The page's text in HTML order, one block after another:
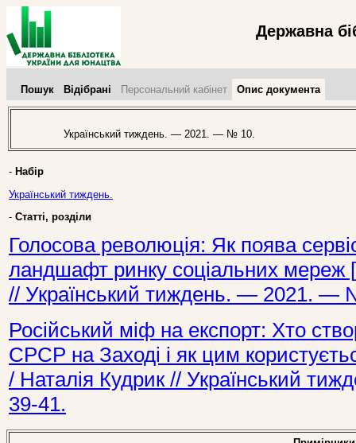
Державна
Пошук Відібрані Персональний кабінет Опис документа
Український тиждень. — 2021. — № 10.
- Набір
Український тиждень.
- Статті, розділи
Голосова революція: Як поява
ландшафт ринку соціальних мереж
// Український тиждень. — 2021.
Російський міф на експорт: Хто
СРСР на Заході і як цим
/ Наталія Кудрик // Український
39-41.